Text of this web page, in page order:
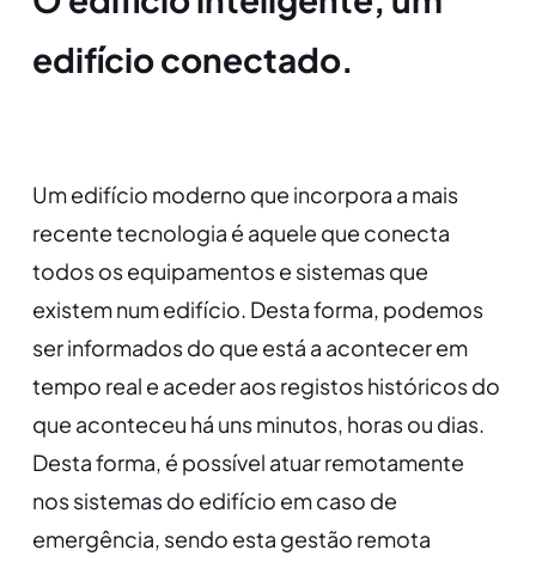
edifício conectado.
Um edifício moderno que incorpora a mais
recente tecnologia é aquele que conecta
todos os equipamentos e sistemas que
existem num edifício. Desta forma, podemos
ser informados do que está a acontecer em
tempo real e aceder aos registos históricos do
que aconteceu há uns minutos, horas ou dias.
Desta forma, é possível atuar remotamente
nos sistemas do edifício em caso de
emergência, sendo esta gestão remota